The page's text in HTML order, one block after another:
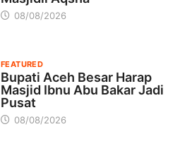
08/08/2026
FEATURED
Bupati Aceh Besar Harap
Masjid Ibnu Abu Bakar Jadi
Pusat
08/08/2026